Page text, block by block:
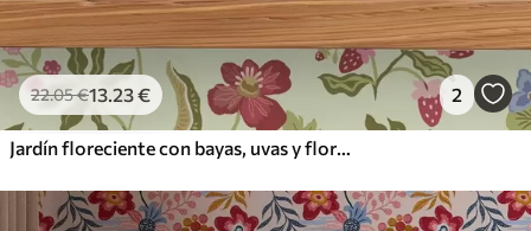
22.05€13.23€ 2
Jardín floreciente con bayas, uvas y flores silvestres